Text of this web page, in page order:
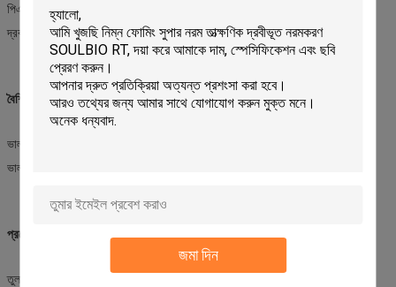
জমা দিন
পিএইচ মানঃ ৫.৫.৭।5
দ্রবণীয়তাঃ যেকোনো অনুপাতে পানিতে দ্রবীভূত
বৈশিষ্ট্য
ভাল নরম এবং অ্যান্টিস্ট্যাটিক বৈশিষ্ট্য
ভাল হাইড্রোফিলিক এবং অন্যান্য সহায়ক উপাদানগুলির সাথে সামঞ্জস্যপূর্ণ
প্রয়োগের ক্ষেত্র
তুলা, টি/সি এবং অন্যান্য সিন্থেটিক ফাইবার কাপড়ের ফ্লিফিং ফিনিসিংয়ের জন্য ব্যবহৃত হয়